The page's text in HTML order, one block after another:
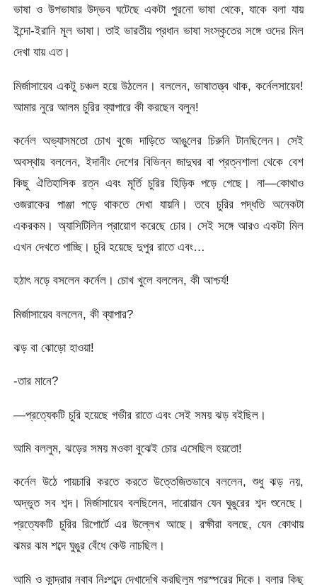
ভাষা ও উপভাষার উদ্ভব ঘটেছে একটা পুরনো ভাষা থেকে, যাকে বলা যায়
ইন্দো-ইরানি মূল ভাষা। তাই ভারতীয় প্রধান ভাষা সংস্কৃতের সঙ্গে ওদের মিল
দেখা যায় এত।
মির্জাসায়েব একটু চঞ্চল হয়ে উঠলেন। বললেন, ভাষাতত্ত্ব থাক, কর্নেলসায়েব!
আমার নুরে আলম চুরির ব্যাপারে কী করছেন বলুন!
কর্নেল অভ্যাসমতো চোখ বুজে দাড়িতে আঙুলের চিরুনি টানছিলেন। সেই
অবস্থায় বললেন, ইদানীং দেশের বিভিন্ন জাদুঘর বা প্রত্নশালা থেকে বেশ
কিছু ঐতিহাসিক রত্ন এবং মূর্তি চুরির হিড়িক পড়ে গেছে। না—কোথাও
ওজরাকের পাঞ্জা পড়ে থাকতে দেখা যায়নি। তবে চুরির পদ্ধতি অনেকটা
একরকম। অ্যাসিটিলিন প্রায়োগ করেছে চোর। সেই সঙ্গে আরও একটা মিল
এখন দেখতে পাচ্ছি। চুরি হয়েছে দুপুর রাতে এবং…
হঠাৎ নড়ে বসলেন কর্নেল। চোখ খুলে বললেন, কী আশ্চর্য!
মির্জাসায়েব বললেন, কী ব্যাপার?
ঝড় বা ঝোড়ো হাওয়া!
-তার মানে?
—প্রত্যেকটি চুরি হয়েছে গভীর রাতে এবং সেই সময় ঝড় বইছিল।
আমি বললুম, ঝড়ের সময় মওকা বুঝেই চোর এসেছিল হয়তো!
কর্নেল উঠে পায়চারি করতে করতে উত্তেজিতভাবে বললেন, শুধু ঝড় নয়,
অদ্ভুত সব শব্দ। মির্জাসায়েব বলছিলেন, দারোয়ান যেন ঘুঙুরের শব্দ শুনেছে।
প্রত্যেকটি চুরির রিপোর্টে এর উল্লেখ আছে। রক্ষীরা বলছে, যেন কোথায়
ঝমর ঝম শব্দে ঘুঙুর বেঁধে কেউ নাচছিল।
আমি ও কান্দ্রার নবাব নিঃশব্দে দেখাদেখি করছিলুম পরস্পরের দিকে। বলার কিছু